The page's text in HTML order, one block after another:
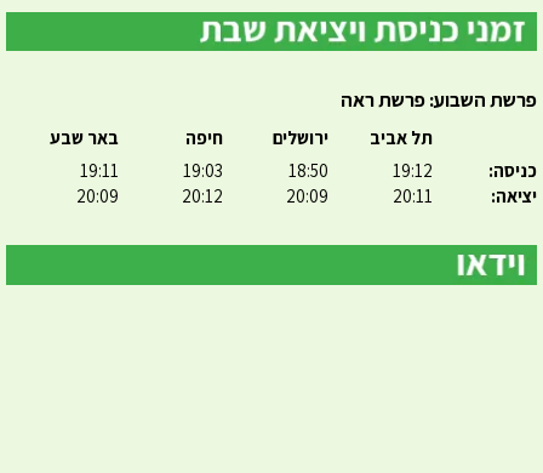
פרשת השבוע: פרשת ראה
כניסה:
יציאה:
תל אביב
19:12
20:11
ירושלים
18:50
20:09
חיפה
19:03
20:12
באר שבע
19:11
20:09